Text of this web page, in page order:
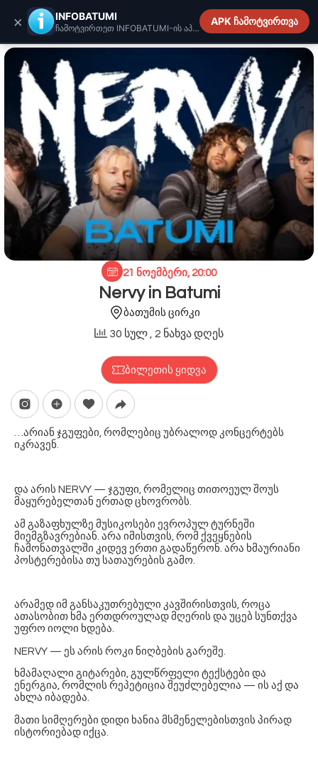
INFOBATUMI.GE
21 ნოემბერი, 20:00
Nervy in Batumi
ბათუმის ცირკი
30 სულ , 2 ნახვა დღეს
ბილეთის ყიდვა
…არიან ჯგუფები, რომლებიც უბრალოდ კონცერტებს
იკრავენ.
და არის NERVY — ჯგუფი, რომელიც თითოეულ შოუს
მაყურებელთან ერთად ცხოვრობს.
ამ გაზაფხულზე მუსიკოსები ევროპულ ტურნეში
მიემგზავრებიან. არა იმისთვის, რომ ქვეყნების
ჩამონათვალში კიდევ ერთი გადაწერონ. არა ხმაურიანი
პოსტერებისა თუ სათაურების გამო.
არამედ იმ განსაკუთრებული კავშირისთვის, როცა
ათასობით ხმა ერთდროულად მღერის და უცებ სუნთქვა
უფრო იოლი ხდება.
NERVY — ეს არის როკი ნიღბების გარეშე.
ხმამაღალი გიტარები, გულწრფელი ტექსტები და
ენერგია, რომლის რეპეტიცია შეუძლებელია — ის აქ და
ახლა იბადება.
მათი სიმღერები დიდი ხანია მსმენელებისთვის პირად
ისტორიებად იქცა.
× INFOBATUMI
ჩამოტვირთეთ INFOBATUMI-ის აპლიკაცია
APK ჩამოტვირთვა